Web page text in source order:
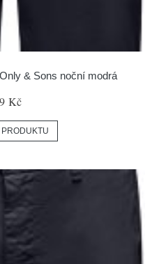
& Sons noční modrá
Kč
PRODUKTU